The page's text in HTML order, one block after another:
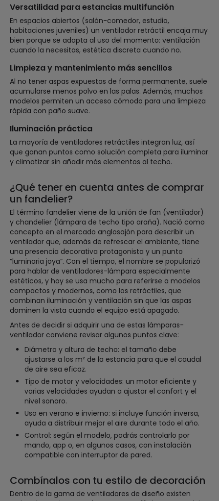
Versatilidad para estancias multifunción
En espacios abiertos (salón-comedor, estudio,
habitaciones juveniles) un ventilador retráctil encaja muy
bien porque se adapta al uso del momento: ventilación
cuando la necesitas, estética discreta cuando no.
Limpieza y mantenimiento más sencillos
Al no tener aspas expuestas de forma permanente, suele
acumularse menos polvo en las palas. Además, muchos
modelos permiten un acceso cómodo para una limpieza
rápida con paño suave.
Iluminación práctica
La mayoría de ventiladores retráctiles integran luz, así
que ganan puntos como solución completa para iluminar
y climatizar sin añadir más elementos al techo.
¿Qué tener en cuenta antes de comprar
un fandelier?
El término fandelier viene de la unión de fan (ventilador)
y chandelier (lámpara de techo tipo araña). Nació como
concepto en el mercado anglosajón para describir un
ventilador que, además de refrescar el ambiente, tiene
una presencia decorativa protagonista y un punto
“luminaria joya”. Con el tiempo, el nombre se popularizó
para hablar de ventiladores-lámpara especialmente
estéticos, y hoy se usa mucho para referirse a modelos
compactos y modernos, como los retráctiles, que
combinan iluminación y ventilación sin que las aspas
dominen la vista cuando el equipo está apagado.
Antes de decidir si adquirir una de estas lámparas-
ventilador conviene revisar algunos puntos clave:
Diámetro y altura de techo: el tamaño debe
ajustarse a los m² de la estancia para que el caudal
de aire sea eficaz.
Tipo de motor y velocidades: un motor eficiente y
varias velocidades ayudan a ajustar el confort y el
nivel sonoro.
Uso en verano e invierno: si incluye función inversa,
ayuda a distribuir mejor el aire durante todo el año.
Control: según el modelo, podrás controlarlo por
mando, app o, en algunos casos, con instalación
compatible con interruptor de pared.
Combínalos con tu estilo de decoración
Dentro de la gama de ventiladores de diseño existen